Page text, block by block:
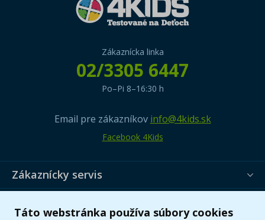
Táto webstránka používa súbory cookies
Zákaznícka linka
02/3305 6447
Po–Pi 8–16:30 h
Email pre zákazníkov info@4kids.sk
Facebook 4Kids
Zákaznícky servis